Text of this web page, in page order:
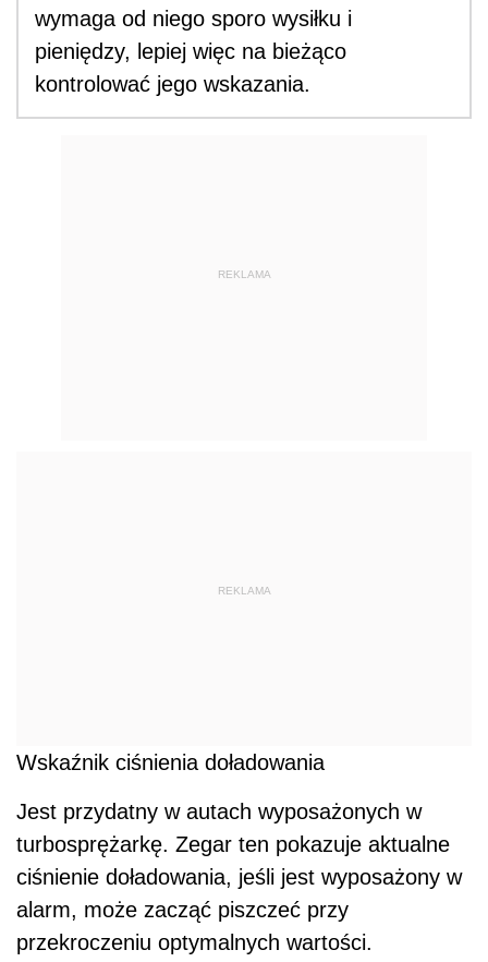
wymaga od niego sporo wysiłku i
pieniędzy, lepiej więc na bieżąco
kontrolować jego wskazania.
REKLAMA
REKLAMA
Wskaźnik ciśnienia doładowania
Jest przydatny w autach wyposażonych w
turbosprężarkę. Zegar ten pokazuje aktualne
ciśnienie doładowania, jeśli jest wyposażony w
alarm, może zacząć piszczeć przy
przekroczeniu optymalnych wartości.